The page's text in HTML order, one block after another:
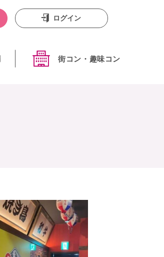
街コン・趣味コン
ログイン